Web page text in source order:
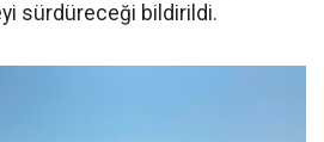
sürdüreceği bildirildi.